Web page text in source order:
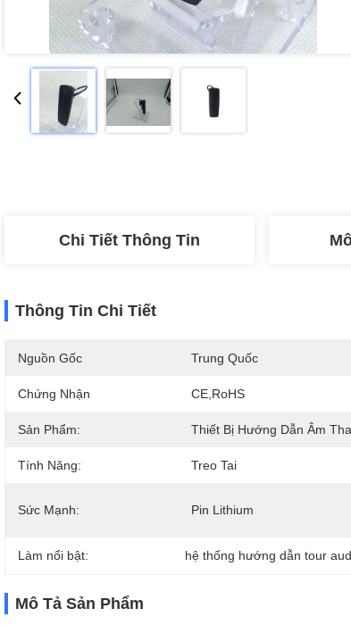
Chi Tiết Thông Tin
Thông Tin Chi Tiết
Nguồn Gốc Trung Quốc
Chứng Nhận CE,RoHS
Sản Phẩm: Thiết Bị Hướng Dẫn Âm
Tính Năng: Treo Tai
Sức Mạnh: Pin Lithium
Làm nổi bật: hệ thống hướng dẫn tour
Mô Tả Sản Phẩm